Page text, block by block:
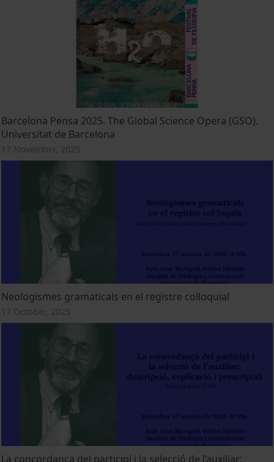
Barcelona Pensa 2025. The Global Science Opera (GSO).
Universitat de Barcelona
17 November, 2025
Neologismes gramaticals en el registre col·loquial
17 October, 2025
La concordança del participi i la selecció de l’auxiliar: